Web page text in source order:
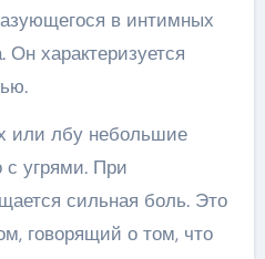
в интимных
Он характеризуется
или лбу небольшие
угрями. При
сильная боль. Это
говорящий о том, что